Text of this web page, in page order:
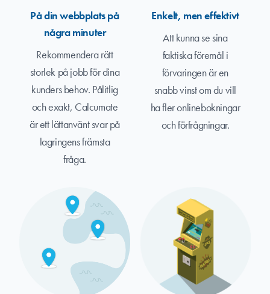
På din webbplats på
några minuter
Rekommendera rätt
storlek på jobb för dina
kunders behov. Pålitlig
och exakt, Calcumate
är ett lättanvänt svar på
lagringens främsta
fråga.
Enkelt, men effektivt
Att kunna se sina
faktiska föremål i
förvaringen är en
snabb vinst om du vill
ha fler onlinebokningar
och förfrågningar.